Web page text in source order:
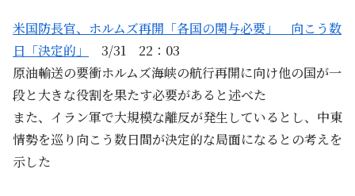
米国防長官、ホルムズ再開「各国の関与必要」 向こう数
日「決定的」
3/31 22：03
原油輸送の​要衝ホルムズ海峡の航行再開に向け他の国が一
段と大きな役割‌を果たす必要があると述べた
また、イラン軍で大規模な離反が発生しているとし、中東
情勢を巡り向こう数日間が決定的な局面になるとの考えを
示した